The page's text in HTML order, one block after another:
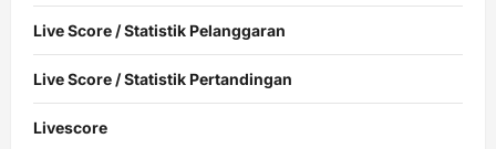
Live Score / Statistik Pelanggaran
Live Score / Statistik Pertandingan
Livescore